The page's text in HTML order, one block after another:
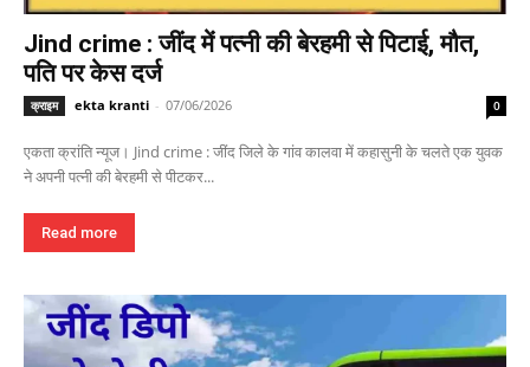
Jind crime : जींद में पत्नी की बेरहमी से पिटाई, मौत,
पति पर केस दर्ज
क्राइम ekta kranti - 07/06/2026 0
एकता क्रांति न्यूज। Jind crime : जींद जिले के गांव कालवा में कहासुनी के चलते एक युवक
ने अपनी पत्नी की बेरहमी से पीटकर...
Read more